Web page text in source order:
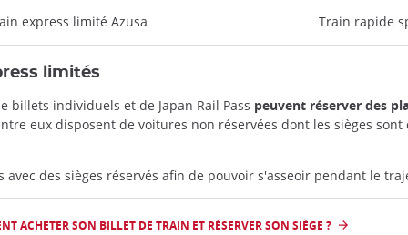
express limité Azusa Train rapide
limités
billets individuels et de Japan Rail Pass peuvent réserver des
eux disposent de voitures non réservées dont les sièges
des sièges réservés afin de pouvoir s'asseoir pendant le
ACHETER SON BILLET DE TRAIN ET RÉSERVER SON SIÈGE ?